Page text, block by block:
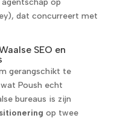
op
dat concurreert met
SEO en
gerangschikt te
Poush echt
bureaus is zijn
op twee